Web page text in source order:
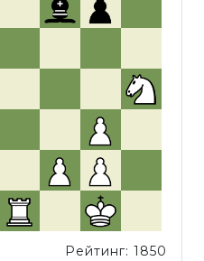
Рейтинг: 1850